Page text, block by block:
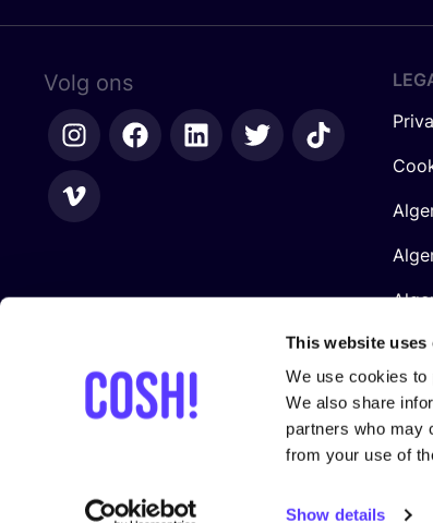
This website uses
We use cookies to
We also share
partners who may
from your use of
Show details
Volg ons